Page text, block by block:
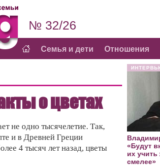
«Будут
их учить
смелее»
о цветах
не одно тысячелетие. Так,
и в Древней Греции
4 тысяч лет назад, цветы
№ 32/26
Семья и дети Отношения